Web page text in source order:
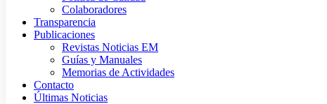
Colaboradores
Transparencia
Publicaciones
Revistas Noticias EM
Guías y Manuales
Memorias de Actividades
Contacto
Últimas Noticias